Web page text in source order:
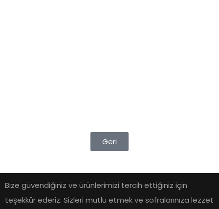
Geri
Bize güvendiğiniz ve ürünlerimizi tercih ettiğiniz için
teşekkür ederiz. Sizleri mutlu etmek ve sofralarınıza lezzet